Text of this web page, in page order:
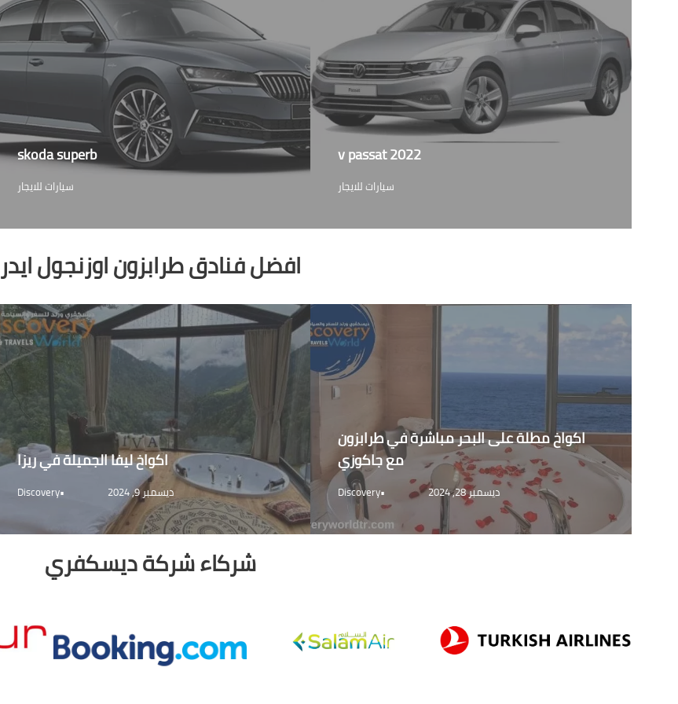
v passat 2022
سيارات للايجار
skoda superb
سيارات للايجار
افضل فنادق طرابزون اوزنجول ايدر
اكواخ مطلة على البحر مباشرة في طرابزون
مع جاكوزي
ديسمبر 28, 2024 •
Discovery
اكواخ ليفا الجميلة في ريزا
ديسمبر 9, 2024 •
Discovery
شركاء شركة ديسكفري